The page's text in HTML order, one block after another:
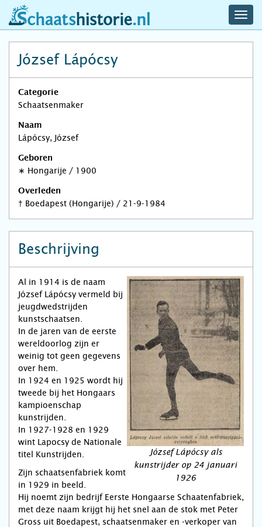
schaatshistorie.nl
József Lápócsy
Categorie
Schaatsenmaker
Naam
Lápócsy, József
Geboren
∗ Hongarije / 1900
Overleden
† Boedapest (Hongarije) / 21-9-1984
Beschrijving
József Lápócsy als
kunstrijder op 24 januari
1926
Al in 1914 is de naam
József Lápócsy vermeld bij
jeugdwedstrijden
kunstschaatsen.
In de jaren van de eerste
wereldoorlog zijn er
weinig tot geen gegevens
over hem.
In 1924 en 1925 wordt hij
tweede bij het Hongaars
kampioenschap
kunstrijden.
In 1927-1928 en 1929
wint Lapocsy de Nationale
titel Kunstrijden.
Zijn schaatsenfabriek komt
in 1929 in beeld.
Hij noemt zijn bedrijf Eerste Hongaarse Schaatenfabriek,
met deze naam krijgt hij het snel aan de stok met Peter
Gross uit Boedapest, schaatsenmaker en -verkoper van